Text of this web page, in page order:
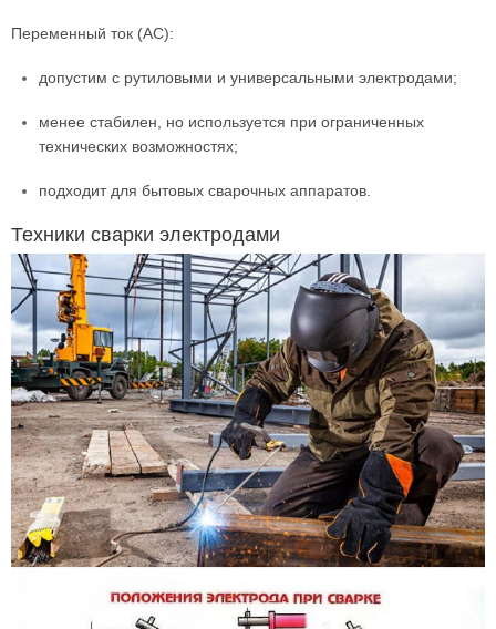
Переменный ток (AC):
допустим с рутиловыми и универсальными электродами;
менее стабилен, но используется при ограниченных
технических возможностях;
подходит для бытовых сварочных аппаратов.
Техники сварки электродами